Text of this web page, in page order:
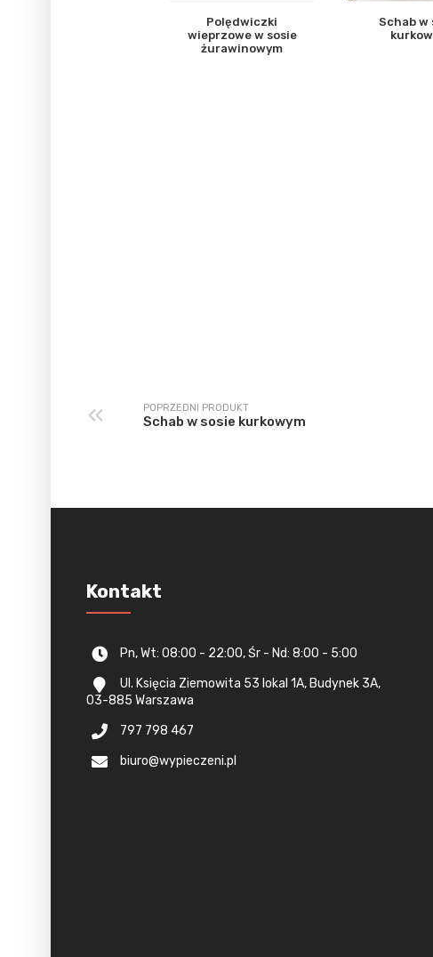
Polędwiczki
wieprzowe w sosie
żurawinowym
Schab w
POPRZEDNI PRODUKT
Schab w sosie kurkowym
Kontakt
Pn, Wt: 08:00 - 22:00, Śr - Nd: 8:00 - 5:00
Ul. Księcia Ziemowita 53 lokal 1A, Budynek 3A,
03-885 Warszawa
797 798 467
biuro@wypieczeni.pl